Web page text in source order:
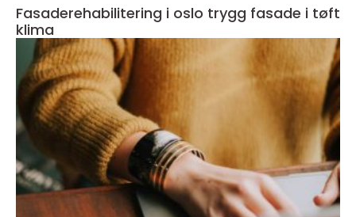
Fasaderehabilitering i oslo trygg fasade i tøft
klima